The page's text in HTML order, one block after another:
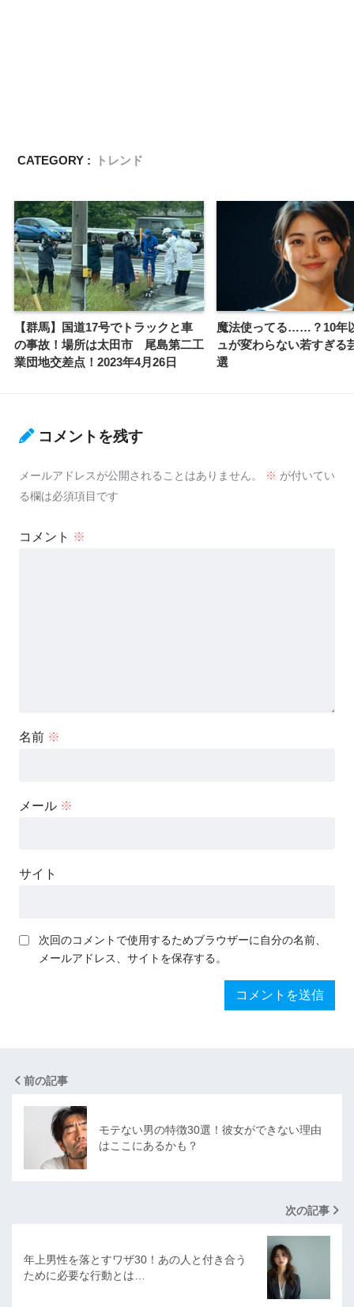
CATEGORY : トレンド
【群馬】国道17号でトラックと車
の事故！場所は太田市 尾島第二工
業団地交差点！2023年4月26日
魔法使ってる……？10年
ュが変わらない若すぎる
選
コメントを残す
メールアドレスが公開されることはありません。 ※ が付いてい
る欄は必須項目です
コメント ※
名前 ※
メール ※
サイト
次回のコメントで使用するためブラウザーに自分の名前、
メールアドレス、サイトを保存する。
前の記事
モテない男の特徴30選！彼女ができない理由
はここにあるかも？
次の記事
年上男性を落とすワザ30！あの人と付き合う
ために必要な行動とは…